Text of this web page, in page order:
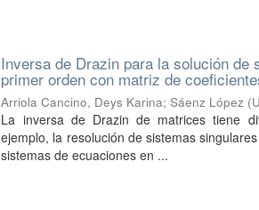
Inversa de Drazin para la solución
primer orden con matriz de
Arriola Cancino, Deys Karina;Sáenz López (
La inversa de Drazin de matrices tiene
ejemplo, la resolución de sistemas
sistemas de ecuaciones en ...